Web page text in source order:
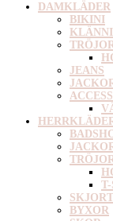
DAMKLÄDER
BIKINI
JEANS
BYXOR